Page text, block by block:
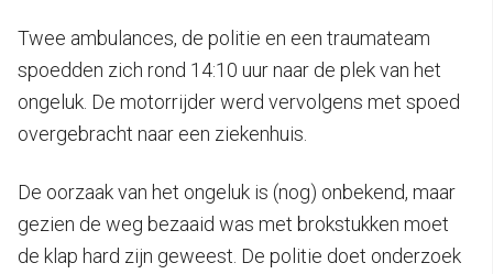
Twee ambulances, de politie en een traumateam
spoedden zich rond 14:10 uur naar de plek van het
ongeluk. De motorrijder werd vervolgens met spoed
overgebracht naar een ziekenhuis.
De oorzaak van het ongeluk is (nog) onbekend, maar
gezien de weg bezaaid was met brokstukken moet
de klap hard zijn geweest. De politie doet onderzoek